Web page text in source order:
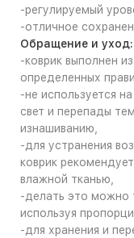
-регулируемый
-отличное
Обращение и уход:
-коврик выполнен
определенных
-не используется
свет и перепады
изнашиванию,
-для устранения
коврик
влажной тканью,
-делать это можно
используя
-для хранения и